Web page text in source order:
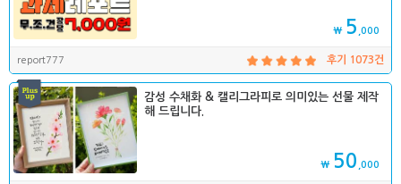
₩ 5 ,000
report777 후기 1073건
감성 수채화 & 캘리그라피로 의미있는 선물 제작
해 드립니다.
₩ 50 ,000